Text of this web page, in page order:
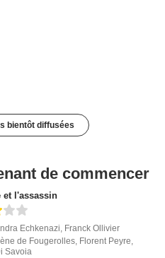
bientôt diffusées
de commencer
et l'assassin
Echkenazi, Franck Ollivier
de Fougerolles, Florent Peyre,
Savoia